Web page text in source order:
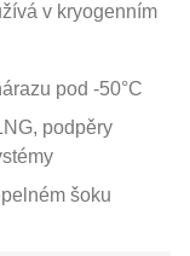
v kryogenním
pod -50°C
podpěry
šoku